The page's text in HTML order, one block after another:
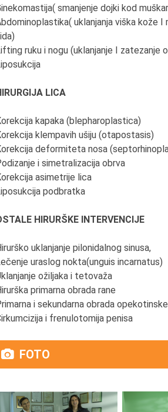
smanjenje dojki kod
uklanjanja viška kože
ruku i nogu (uklanjanje I zatezanje
LICA
kapaka (blepharoplastica)
klempavih ušiju (otapostasis)
deformiteta nosa
i simetralizacija obrva
asimetrije lica
podbratka
HIRURŠKE INTERVENCIJE
uklanjanje pilonidalnog sinusa,
uraslog nokta(unguis incarnatus)
ožiljaka i tetovaža
primarna obrada rane
i sekundarna obrada
i frenulotomija penisa
FOTO